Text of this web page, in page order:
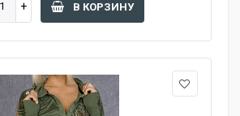
В КОРЗИНУ